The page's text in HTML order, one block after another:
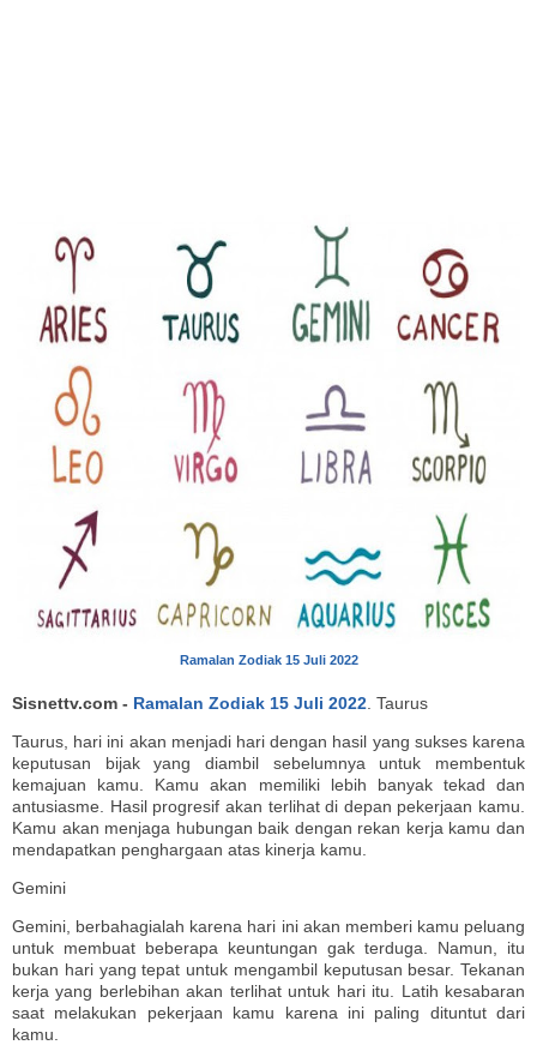
Ramalan Zodiak 15 Juli 2022
Sisnettv.com - Ramalan Zodiak 15 Juli 2022 . Taurus
Taurus, hari ini akan menjadi hari dengan hasil yang sukses karena
keputusan bijak yang diambil sebelumnya untuk membentuk
kemajuan kamu. Kamu akan memiliki lebih banyak tekad dan
antusiasme. Hasil progresif akan terlihat di depan pekerjaan kamu.
Kamu akan menjaga hubungan baik dengan rekan kerja kamu dan
mendapatkan penghargaan atas kinerja kamu.
Gemini
Gemini, berbahagialah karena hari ini akan memberi kamu peluang
untuk membuat beberapa keuntungan gak terduga. Namun, itu
bukan hari yang tepat untuk mengambil keputusan besar. Tekanan
kerja yang berlebihan akan terlihat untuk hari itu. Latih kesabaran
saat melakukan pekerjaan kamu karena ini paling dituntut dari
kamu.